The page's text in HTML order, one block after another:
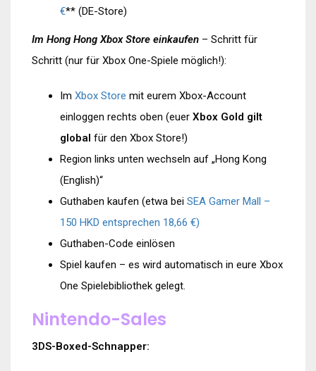
€** (DE-Store)
Im Hong Hong Xbox Store einkaufen – Schritt für
Schritt (nur für Xbox One-Spiele möglich!):
Im Xbox Store mit eurem Xbox-Account
einloggen rechts oben (euer Xbox Gold gilt
global für den Xbox Store!)
Region links unten wechseln auf „Hong Kong
(English)“
Guthaben kaufen (etwa bei SEA Gamer Mall –
150 HKD entsprechen 18,66 €)
Guthaben-Code einlösen
Spiel kaufen – es wird automatisch in eure Xbox
One Spielebibliothek gelegt.
Nintendo-Sales
3DS-Boxed-Schnapper: